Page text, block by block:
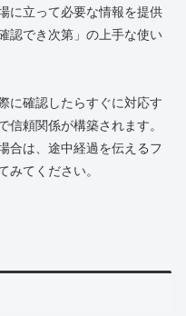
に立って必要な情報を提供
認でき次第」の上手な使い
に確認したらすぐに対応す
信頼関係が構築されます。
合は、途中経過を伝えるフ
みてください。